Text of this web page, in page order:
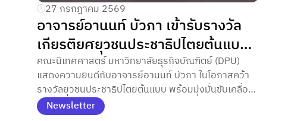
27 กรกฎาคม 2569
อาจารย์อานนท์ บัวภา เข้ารับรางวัล
เกียรติยศยุวชนประชาธิปไตยต้นแบบ
จากประธานรัฐสภา
คณะนิเทศศาสตร์ มหาวิทยาลัยธุรกิจบัณฑิตย์ (DPU)
แสดงความยินดีกับอาจารย์อานนท์ บัวภา ในโอกาสคว้า
รางวัลยุวชนประชาธิปไตยต้นแบบ พร้อมมุ่งมั่นขับเคลื่อน
วิสัยทัศน์ในการพัฒนาครีเอเตอร์รุ่นใหม่ที่มีคุณภาพและมี
Newsletter